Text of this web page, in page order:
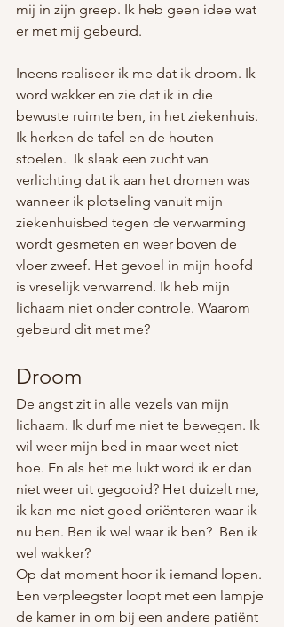
mij in zijn greep. Ik heb geen idee wat
er met mij gebeurd.
Ineens realiseer ik me dat ik droom. Ik
word wakker en zie dat ik in die
bewuste ruimte ben, in het ziekenhuis.
Ik herken de tafel en de houten
stoelen.  Ik slaak een zucht van
verlichting dat ik aan het dromen was
wanneer ik plotseling vanuit mijn
ziekenhuisbed tegen de verwarming
wordt gesmeten en weer boven de
vloer zweef. Het gevoel in mijn hoofd
is vreselijk verwarrend. Ik heb mijn
lichaam niet onder controle. Waarom
gebeurd dit met me?
Droom
De angst zit in alle vezels van mijn
lichaam. Ik durf me niet te bewegen. Ik
wil weer mijn bed in maar weet niet
hoe. En als het me lukt word ik er dan
niet weer uit gegooid? Het duizelt me,
ik kan me niet goed oriënteren waar ik
nu ben. Ben ik wel waar ik ben?  Ben ik
wel wakker?
Op dat moment hoor ik iemand lopen.
Een verpleegster loopt met een lampje
de kamer in om bij een andere patiënt